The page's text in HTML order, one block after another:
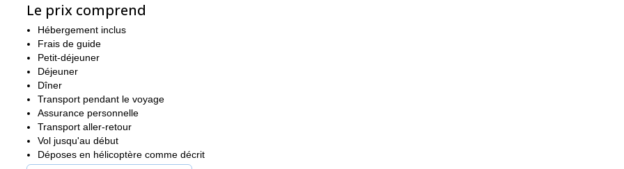
Alpes d'Abisko : Jous sommes à 10 minutes de vol de Riksgränsen et Björkliden. Altitude maximale : 955 mètres. Plus longue
2200 m.
**Kåtotjåkka :**Terrain alpin typique avec de nombreuses pistes longues et raides. Altitude la plus élevée : 1250 mètres. Descente la
longue : 5500 mètres.
Cela vous tente ? Alors venez me rejoindre pour ce programme incroyable d'héliski dans la magnifique Laponie. Contactez-moi
régler les détails !Je propose également un
faire. Je vous promets que vous n'aurez pas le temps de vous ennuyer !
Le prix comprend
Hébergement inclus
Frais de guide
Petit-déjeuner
Déjeuner
Dîner
Transport pendant le voyage
Assurance personnelle
Transport aller-retour
Vol jusqu'au début
Déposes en hélicoptère comme décrit